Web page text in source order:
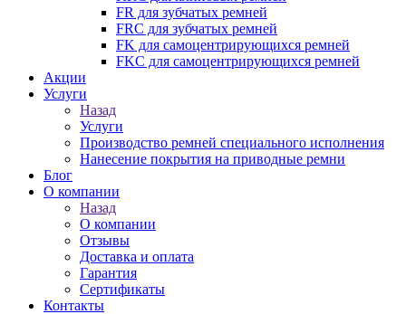
FR для зубчатых ремней
FRC для зубчатых ремней
FK для самоцентрирующихся ремней
FKC для самоцентрирующихся ремней
Акции
Услуги
Назад
Услуги
Производство ремней специального исполнения
Нанесение покрытия на приводные ремни
Блог
О компании
Назад
О компании
Отзывы
Доставка и оплата
Гарантия
Сертификаты
Контакты